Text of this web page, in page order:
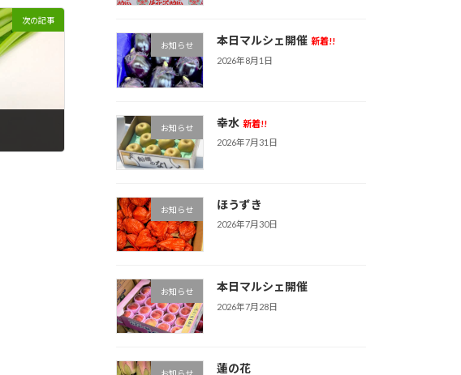
次の記事
お知らせ 本日マルシェ開催 新着!!
2026年8月1日
お知らせ 幸水 新着!!
2026年7月31日
お知らせ ほうずき
2026年7月30日
お知らせ 本日マルシェ開催
2026年7月28日
蓮の花